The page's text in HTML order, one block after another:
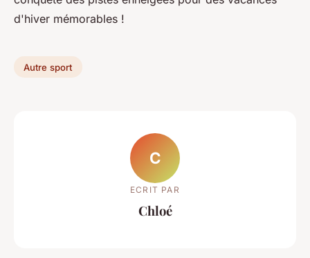
d'hiver mémorables !
Autre sport
C
ECRIT PAR
Chloé